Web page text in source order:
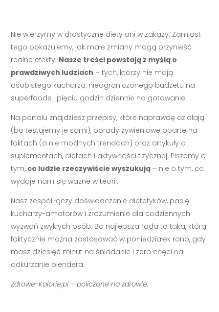
Nie wierzymy w drastyczne diety ani w zakazy. Zamiast
tego pokazujemy, jak małe zmiany mogą przynieść
realne efekty. Nasze treści powstają z myślą o
prawdziwych ludziach – tych, którzy nie mają
osobistego kucharza, nieograniczonego budżetu na
superfoods i pięciu godzin dziennie na gotowanie.
Na portalu znajdziesz przepisy, które naprawdę działają
(bo testujemy je sami), porady żywieniowe oparte na
faktach (a nie modnych trendach) oraz artykuły o
suplementach, dietach i aktywności fizycznej. Piszemy o
tym, co ludzie rzeczywiście wyszukują – nie o tym, co
wydaje nam się ważne w teorii.
Nasz zespół łączy doświadczenie dietetyków, pasję
kucharzy-amatorów i zrozumienie dla codziennych
wyzwań zwykłych osób. Bo najlepsza rada to taka, którą
faktycznie można zastosować w poniedziałek rano, gdy
masz dziesięć minut na śniadanie i zero chęci na
odkurzanie blendera.
Zdrowe-Kalorie.pl – policzone na zdrowie.